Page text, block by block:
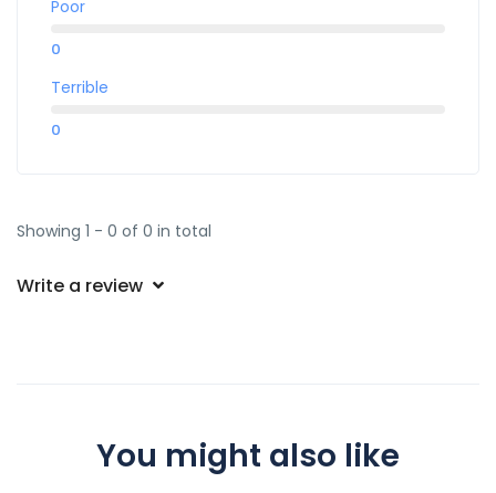
Poor
0
Terrible
0
Showing 1 - 0 of 0 in total
Write a review
You might also like